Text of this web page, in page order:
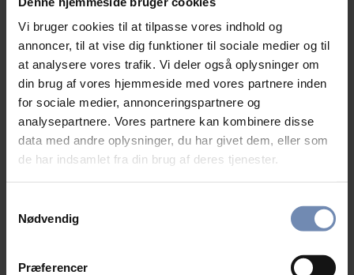
Vi bruger cookies til at tilpasse vores indhold og
annoncer, til at vise dig funktioner til sociale medier og til
at analysere vores trafik. Vi deler også oplysninger om
din brug af vores hjemmeside med vores partnere inden
for sociale medier, annonceringspartnere og
analysepartnere. Vores partnere kan kombinere disse
data med andre oplysninger, du har givet dem, eller som
de har indsamlet fra din brug af deres tjenester.
Nødvendig
Præferencer